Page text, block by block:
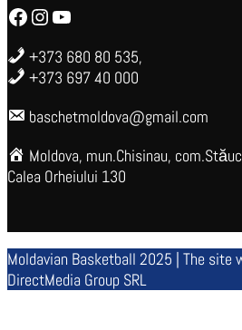
Facebook Instagram YouTube
+373 680 80 535,
+373 697 40 000
baschetmoldova@gmail.com
Moldova, mun.Chisinau,
Calea Orheiului 130
Moldavian Basketball 2025 | The site
DirectMedia Group SRL